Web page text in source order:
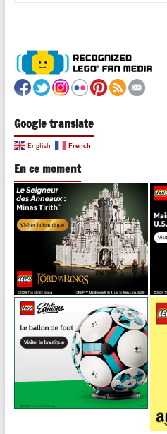
Google translate
English French
En ce moment